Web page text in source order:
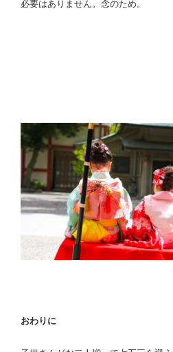
必要はありません。念のため。
おわりに